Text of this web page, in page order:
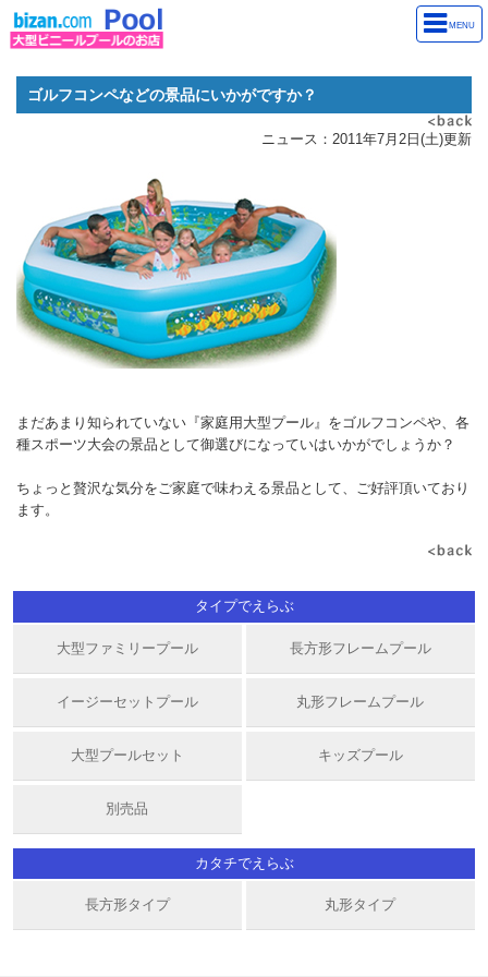
MENU
ゴルフコンペなどの景品にいかがですか？
ニュース：2011年7月2日(土)更新
まだあまり知られていない『家庭用大型プール』をゴルフコンペや、各
種スポーツ大会の景品として御選びになっていはいかがでしょうか？
ちょっと贅沢な気分をご家庭で味わえる景品として、ご好評頂いており
ます。
タイプでえらぶ
大型ファミリープール 長方形フレームプール
イージーセットプール 丸形フレームプール
大型プールセット キッズプール
別売品
カタチでえらぶ
長方形タイプ 丸形タイプ